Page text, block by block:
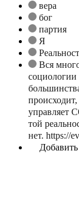
вера
бог
партия
Я
Вся
социологии
управляет
той
нет. https://